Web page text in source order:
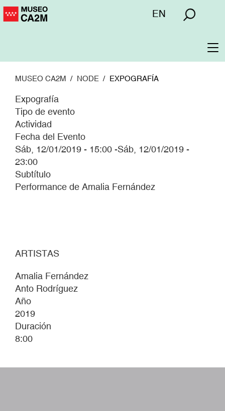
Pasar
Menú
EN
MUSEO CA2M NODE EXPOGRAFÍA
Expografía
Tipo de evento
Actividad
Fecha del Evento
Sáb, 12/01/2019 - 15:00 -Sáb, 12/01/2019 -
23:00
Subtítulo
Performance de Amalia Fernández
ARTISTAS
Amalia Fernández
Anto Rodríguez
Año
2019
Duración
8:00